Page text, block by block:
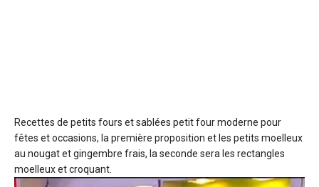
Recettes de petits fours et sablées petit four moderne pour
fêtes et occasions, la première proposition et les petits moelleux
au nougat et gingembre frais, la seconde sera les rectangles
moelleux et croquant.